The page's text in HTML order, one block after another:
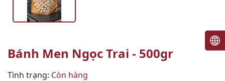
Bánh Men Ngọc Trai - 500gr
Tình trạng: Còn hàng